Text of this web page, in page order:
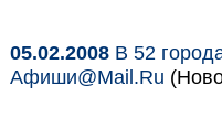
05.02.2008 В 52
Афиши@Mail.Ru